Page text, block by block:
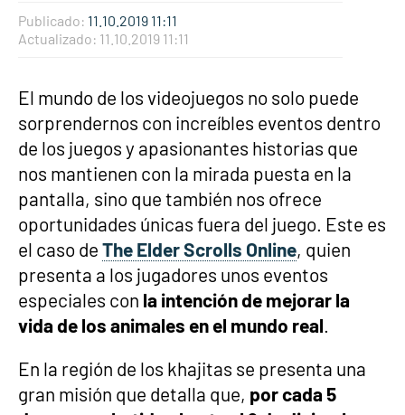
Publicado: 11.10.2019 11:11
Actualizado: 11.10.2019 11:11
El mundo de los videojuegos no solo puede
sorprendernos con increíbles eventos dentro
de los juegos y apasionantes historias que
nos mantienen con la mirada puesta en la
pantalla, sino que también nos ofrece
oportunidades únicas fuera del juego. Este es
el caso de The Elder Scrolls Online, quien
presenta a los jugadores unos eventos
especiales con la intención de mejorar la
vida de los animales en el mundo real.
En la región de los khajitas se presenta una
gran misión que detalla que, por cada 5